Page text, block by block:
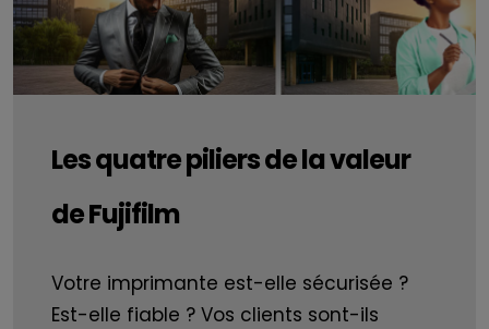
Les quatre piliers de la valeur
de Fujifilm
Votre imprimante est-elle sécurisée ?
Est-elle fiable ? Vos clients sont-ils